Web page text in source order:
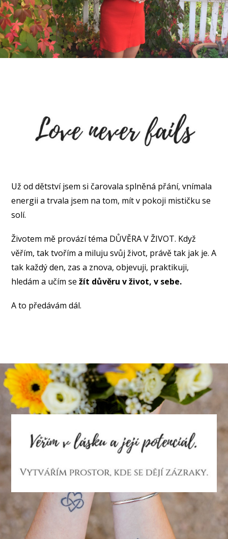
Už od dětství jsem si čarovala splněná přání, vnímala
energii a trvala jsem na tom, mít v pokoji mističku se
solí.
Životem mě provází téma DŮVĚRA V ŽIVOT. Když
věřím, tak tvořím a miluju svůj život, právě tak jak je. A
tak každý den, zas a znova, objevuji, praktikuji,
hledám a učím sežít důvěru v život, v sebe.
A to předávám dál.